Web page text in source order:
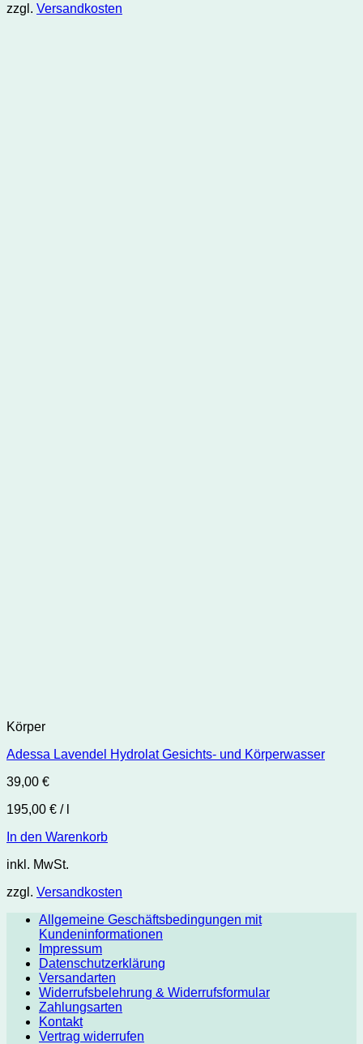
zzgl. Versandkosten
Körper
Adessa Lavendel Hydrolat Gesichts- und Körperwasser
39,00 €
195,00 € /
In den Warenkorb
inkl. MwSt.
zzgl. Versandkosten
Allgemeine Geschäftsbedingungen mit
Kundeninformationen
Impressum
Datenschutzerklärung
Versandarten
Widerrufsbelehrung & Widerrufsformular
Zahlungsarten
Kontakt
Vertrag widerrufen